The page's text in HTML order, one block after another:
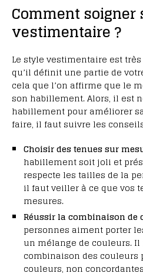
Comment
vestimentaire ?
Le style vestimentaire est
qu’il définit une partie de
cela que l’on affirme que le
son habillement. Alors, il est
habillement pour améliorer
faire, il faut suivre les
Choisir des tenues sur
habillement soit joli et
respecte les tailles de la
il faut veiller à ce que vos
mesures.
Réussir la combinaison de
personnes aiment porter
un mélange de couleurs.
combinaison des couleurs
couleurs, non